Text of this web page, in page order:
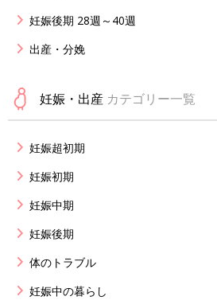
妊娠後期 28週～40週
出産・分娩
妊娠・出産 カテゴリー一覧
妊娠超初期
妊娠初期
妊娠中期
妊娠後期
体のトラブル
妊娠中の暮らし